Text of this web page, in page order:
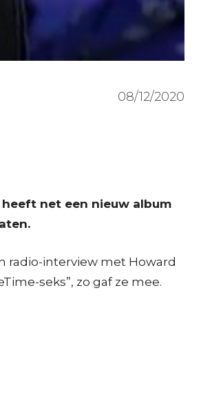
08/12/2020
net een nieuw album
radio-interview met Howard
seks”, zo gaf ze mee.